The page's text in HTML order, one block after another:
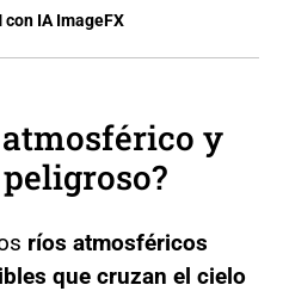
IA ImageFX
atmosférico y
ríos atmosféricos
que cruzan el cielo